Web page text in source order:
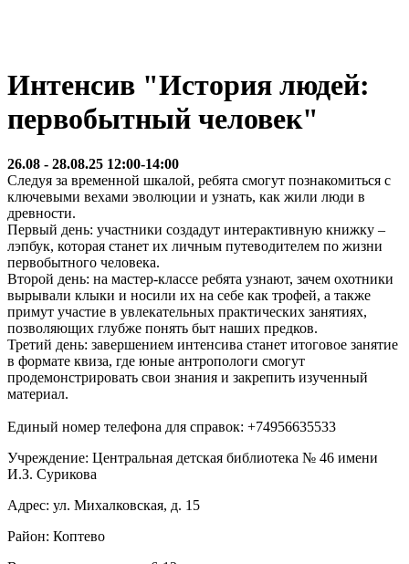
Интенсив "История людей:
первобытный человек"
26.08 - 28.08.25 12:00-14:00
Следуя за временной шкалой, ребята смогут познакомиться с
ключевыми вехами эволюции и узнать, как жили люди в
древности.
Первый день: участники создадут интерактивную книжку –
лэпбук, которая станет их личным путеводителем по жизни
первобытного человека.
Второй день: на мастер-классе ребята узнают, зачем охотники
вырывали клыки и носили их на себе как трофей, а также
примут участие в увлекательных практических занятиях,
позволяющих глубже понять быт наших предков.
Третий день: завершением интенсива станет итоговое занятие
в формате квиза, где юные антропологи смогут
продемонстрировать свои знания и закрепить изученный
материал.
Единый номер телефона для справок: +74956635533
Учреждение: Центральная детская библиотека № 46 имени
И.З. Сурикова
Адрес: ул. Михалковская, д. 15
Район: Коптево